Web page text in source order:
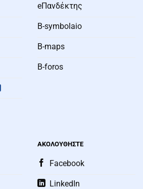
eΠανδέκτης
B-symbolaio
B-maps
B-foros
ΑΚΟΛΟΥΘΗΣΤΕ
Facebook
LinkedIn